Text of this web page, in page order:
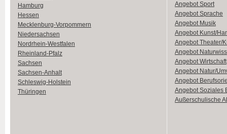
Hamburg
Hessen
Mecklenburg-Vorpommern
Niedersachsen
Nordrhein-Westfalen
Rheinland-Pfalz
Sachsen
Sachsen-Anhalt
Schleswig-Holstein
Thüringen
Angebot Sport
Angebot Sprache
Angebot Musik
Angebot Kunst/
Angebot Theater/
Angebot
Angebot Wirtschaft
Angebot Natur/
Angebot
Angebot Soziales
Außerschulische